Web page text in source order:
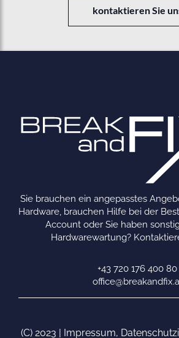
kontaktieren Sie
Sie brauchen ein angepasstes
Hardware, brauchen Hilfe bei der
Account oder Sie haben
Hardwarewartung?
+43 720 176 400 80
(C) 2023 | Impressum,